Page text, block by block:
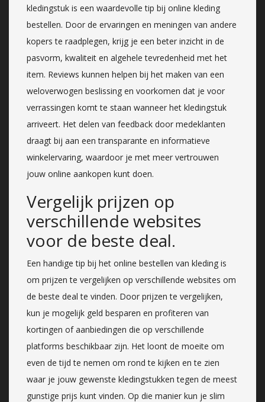
kledingstuk is een waardevolle tip bij online kleding
bestellen. Door de ervaringen en meningen van andere
kopers te raadplegen, krijg je een beter inzicht in de
pasvorm, kwaliteit en algehele tevredenheid met het
item. Reviews kunnen helpen bij het maken van een
weloverwogen beslissing en voorkomen dat je voor
verrassingen komt te staan wanneer het kledingstuk
arriveert. Het delen van feedback door medeklanten
draagt bij aan een transparante en informatieve
winkelervaring, waardoor je met meer vertrouwen
jouw online aankopen kunt doen.
Vergelijk prijzen op
verschillende websites
voor de beste deal.
Een handige tip bij het online bestellen van kleding is
om prijzen te vergelijken op verschillende websites om
de beste deal te vinden. Door prijzen te vergelijken,
kun je mogelijk geld besparen en profiteren van
kortingen of aanbiedingen die op verschillende
platforms beschikbaar zijn. Het loont de moeite om
even de tijd te nemen om rond te kijken en te zien
waar je jouw gewenste kledingstukken tegen de meest
gunstige prijs kunt vinden. Op die manier kun je slim